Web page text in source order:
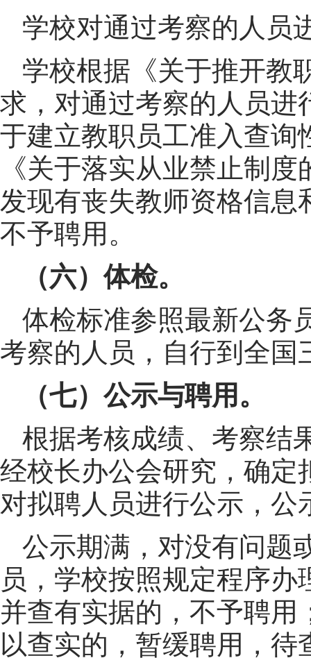
学校对通过考察的人员
学校根据《关于推开教
求，对通过考察的人员进
于建立教职员工准入查询
《关于落实从业禁止制
发现有丧失教师资格信息
不予聘用。
（六）体检。
体检标准参照最新公务
考察的人员，自行到全国
（七）公示与聘用。
根据考核成绩、考察结
经校长办公会研究，确定
对拟聘人员进行公示，公
公示期满，对没有问题
员，学校按照规定程序
并查有实据的，不予聘
以查实的，暂缓聘用，